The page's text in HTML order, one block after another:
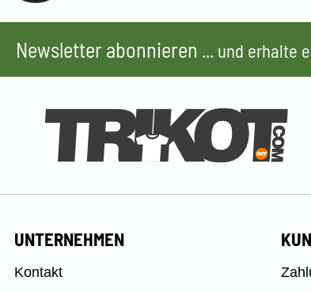
Newsletter abonnieren ... und erhalte
UNTERNEHMEN
Kontakt